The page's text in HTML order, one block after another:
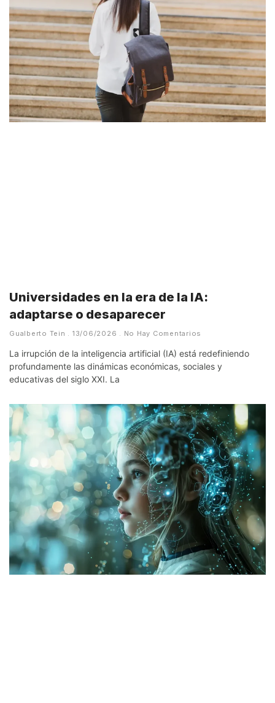
Universidades en la era de la IA:
adaptarse o desaparecer
Gualberto Tein 13/06/2026 No Hay Comentarios
La irrupción de la inteligencia artificial (IA) está redefiniendo
profundamente las dinámicas económicas, sociales y
educativas del siglo XXI. La